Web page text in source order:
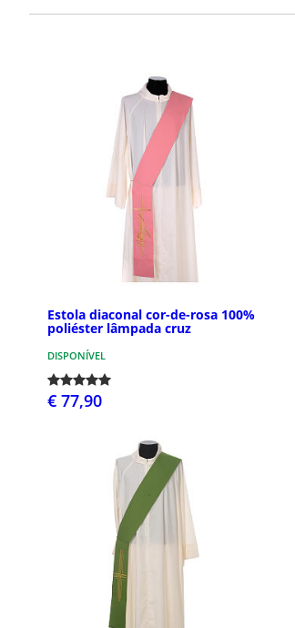
Estola diaconal cor-de-rosa 100%
poliéster lâmpada cruz
DISPONÍVEL
€ 77,90